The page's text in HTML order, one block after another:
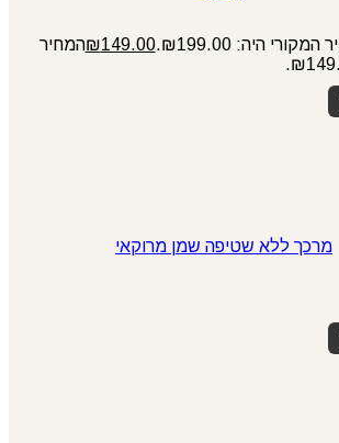
היה: ₪199.00. ₪149.00
המחיר
מרכך ללא שטיפה שמן מרוקאי